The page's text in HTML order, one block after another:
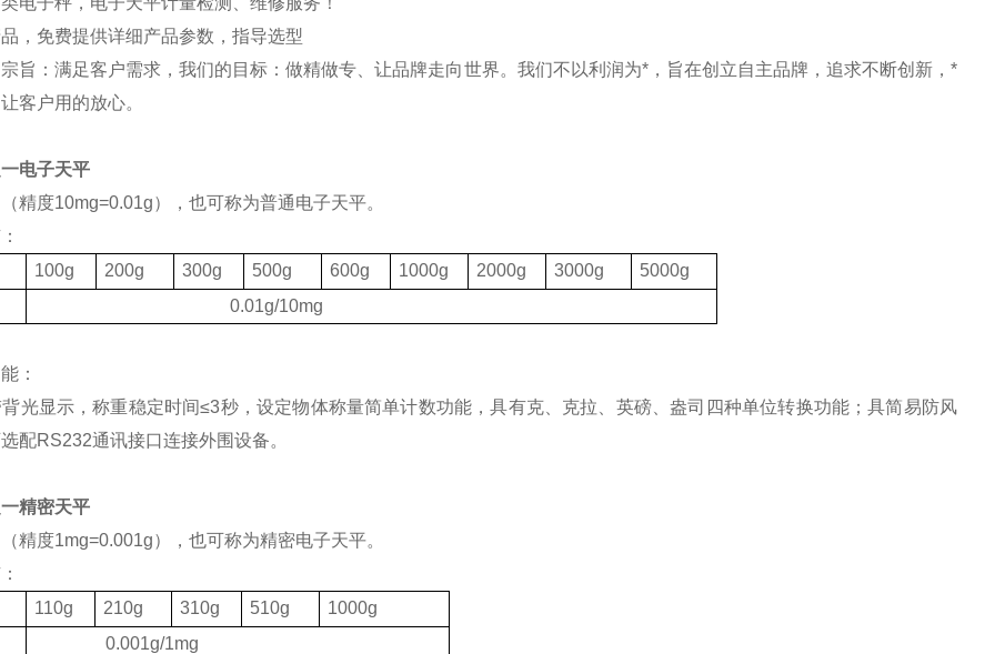
，免费提供详细产品参数，指导选型
旨：满足客户需求，我们的目标：做精做专、让品牌走向世界。我们不以利润为*，旨在创立自主品牌，追求不断创新，*
客户用的放心。
电子天平
精度10mg=0.01g），也可称为普通电子天平。
100g 200g 300g 500g 600g 1000g 2000g 3000g
5000g
0.01g/10mg
：
光显示，称重稳定时间≤3秒，设定物体称量简单计数功能，具有克、克拉、英磅、盎司四种单位转换功能；具简易防风
配RS232通讯接口连接外围设备。
精密天平
精度1mg=0.001g），也可称为精密电子天平。
110g 210g 310g 510g
1000g
0.001g/1mg